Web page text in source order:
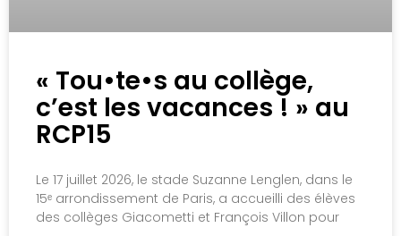
« Tou•te•s au collège,
c’est les vacances ! » au
RCP15
Le 17 juillet 2026, le stade Suzanne Lenglen, dans le
15ᵉ arrondissement de Paris, a accueilli des élèves
des collèges Giacometti et François Villon pour